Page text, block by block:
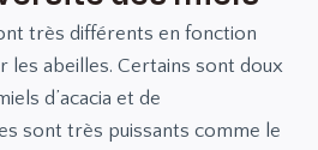
très différents en fonction
les abeilles. Certains sont doux
d’acacia et de
sont très puissants comme le